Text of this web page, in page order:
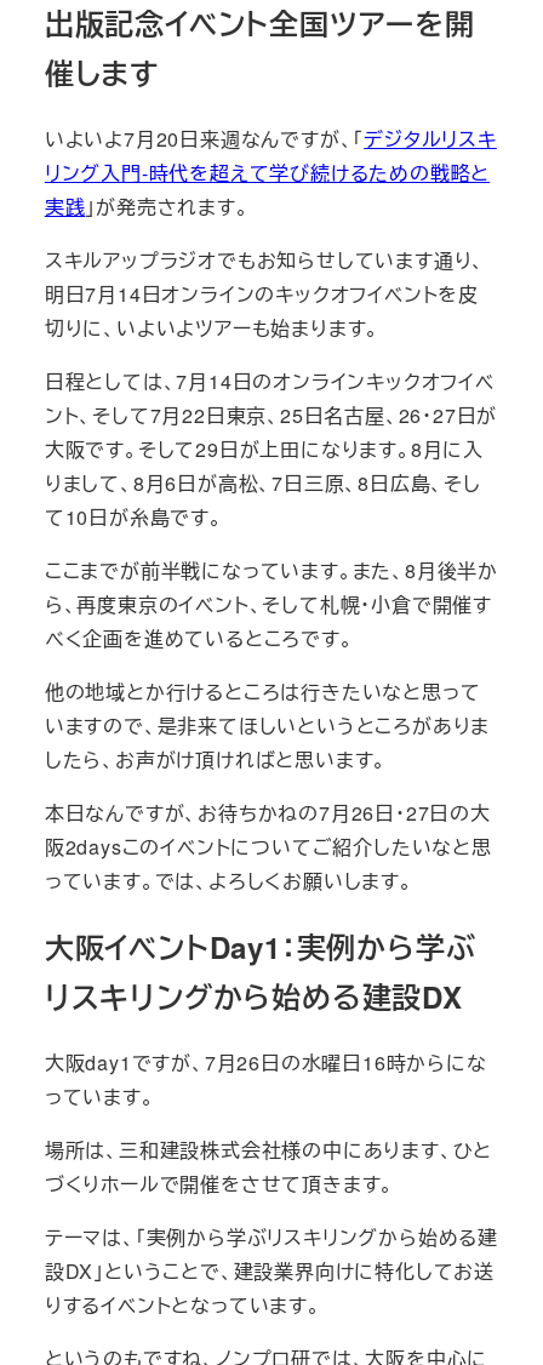
出版記念イベント全国ツアーを開
催します
いよいよ7月20日来週なんですが、「デジタルリスキ
リング入門-時代を超えて学び続けるための戦略と
実践」が発売されます。
スキルアップラジオでもお知らせしています通り、
明日7月14日オンラインのキックオフイベントを皮
切りに、いよいよツアーも始まります。
日程としては、7月14日のオンラインキックオフイベ
ント、そして7月22日東京、25日名古屋、26・27日が
大阪です。そして29日が上田になります。8月に入
りまして、8月6日が高松、7日三原、8日広島、そし
て10日が糸島です。
ここまでが前半戦になっています。また、8月後半か
ら、再度東京のイベント、そして札幌・小倉で開催す
べく企画を進めているところです。
他の地域とか行けるところは行きたいなと思って
いますので、是非来てほしいというところがありま
したら、お声がけ頂ければと思います。
本日なんですが、お待ちかねの7月26日・27日の大
阪2daysこのイベントについてご紹介したいなと思
っています。では、よろしくお願いします。
大阪イベントDay1：実例から学ぶ
リスキリングから始める建設DX
大阪day1ですが、7月26日の水曜日16時からにな
っています。
場所は、三和建設株式会社様の中にあります、ひと
づくりホールで開催をさせて頂きます。
テーマは、「実例から学ぶリスキリングから始める建
設DX」ということで、建設業界向けに特化してお送
りするイベントとなっています。
というのもですね、ノンプロ研では、大阪を中心に